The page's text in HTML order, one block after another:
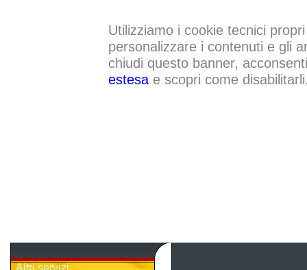
Utilizziamo i cookie tecnici
personalizzare i contenuti e gli
chiudi questo banner,
estesae scopri come
Altri servizi